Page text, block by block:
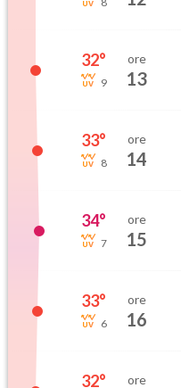
32°
9
ore
13
33°
8
ore
14
34°
7
ore
15
33°
6
ore
16
32° ore